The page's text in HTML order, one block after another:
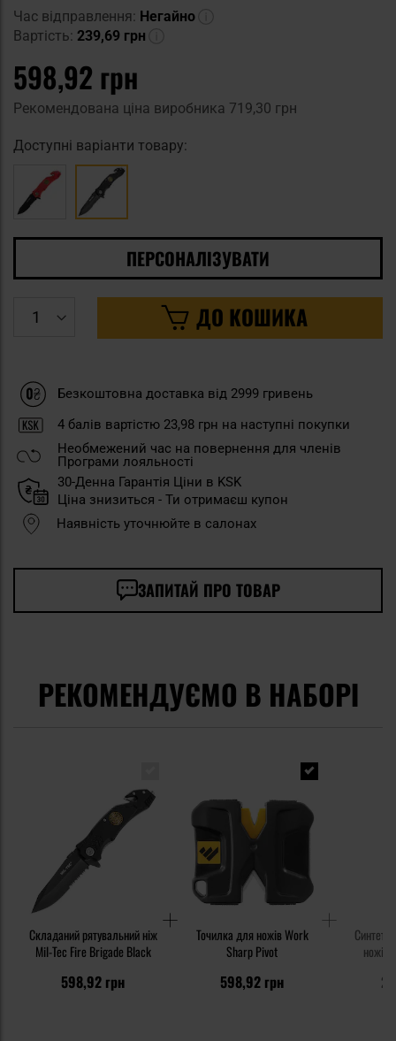
Час відправлення: Негайно
Вартість: 239,69 грн
598,92 грн
Рекомендована ціна виробника 719,30 грн
Доступні варіанти товару:
ПЕРСОНАЛІЗУВАТИ
ДО КОШИКА
Безкоштовна доставка від 2999 гривень
4 балів вартістю 23,98 грн на наступні покупки
Необмежений час на повернення для членів
Програми лояльності
30-Денна Гарантія Ціни в KSK
Ціна знизиться - Ти отримаєш купон
Наявність уточнюйте в салонах
ЗАПИТАЙ ПРО ТОВАР
РЕКОМЕНДУЄМО В НАБОРІ
Складаний рятувальний ніж
Mil-Tec Fire Brigade Black
598,92 грн
Точилка для ножів Work
Sharp Pivot
598,92 грн
ножів